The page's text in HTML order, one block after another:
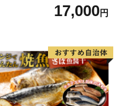
冷凍 レンチン 時短 簡単調
食品 加工品 海鮮 手作り
寄せグルメ 愛知県 小牧市
無料
17,000円